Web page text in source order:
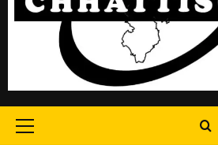
Primary